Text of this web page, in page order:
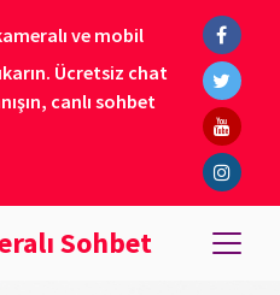
ve mobil
Ücretsiz chat
canlı sohbet
Sohbet